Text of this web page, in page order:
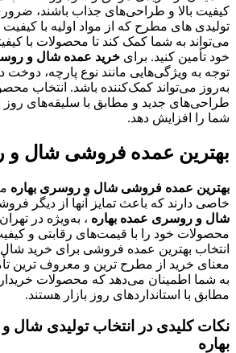
کیفیت بالا و طراحی‌های جذاب باشند،
تولیدی‌ های مطرح که از مواد اولیه با کیفیت
می‌تواند به شما کمک کند تا محصولات با
خود تأمین کنید. برای خرید عمده شال و
توجه به ویژگی‌هایی مانند نوع پارچه،
به‌روز می‌تواند کمک‌کننده باشد. انتخاب
طراحی‌های جدید و مطابق با سلیقه‌های روز
شما را افزایش دهد.
بهترین عمده فروشی شال و
بهترین عمده فروشی شال و روسری بهاره
خاصی دارند که باعث تمایز آنها از دیگر
شال و روسری عمده بهاره ، به‌ویژه در
محصولات خود را با قیمت‌های رقابتی و
انتخاب بهترین عمده فروشی برای خرید
معنای خرید از مطرح ترین و معروف ترین
به شما اطمینان می‌دهد که محصولات
مطابق با استانداردهای روز بازار هستند.
نکات کلیدی در انتخاب تولیدی
بهاره